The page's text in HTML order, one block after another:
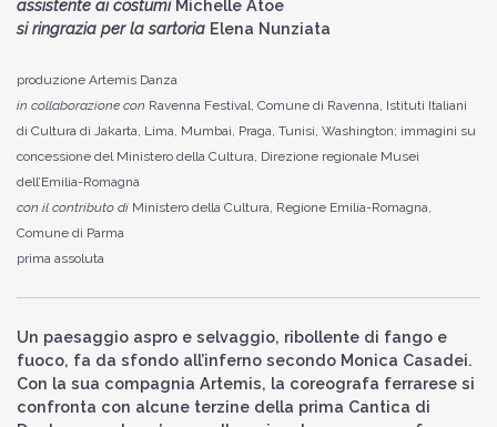
assistente ai costumi Michelle Atoe
si ringrazia per la sartoria Elena Nunziata
produzione Artemis Danza
in collaborazione con Ravenna Festival, Comune di Ravenna, Istituti Italiani
di Cultura di Jakarta, Lima, Mumbai, Praga, Tunisi, Washington; immagini su
concessione del Ministero della Cultura, Direzione regionale Musei
dell’Emilia-Romagna
con il contributo di Ministero della Cultura, Regione Emilia-Romagna,
Comune di Parma
prima assoluta
Un paesaggio aspro e selvaggio, ribollente di fango e
fuoco, fa da sfondo all’inferno secondo Monica Casadei.
Con la sua compagnia Artemis, la coreografa ferrarese si
confronta con alcune terzine della prima Cantica di